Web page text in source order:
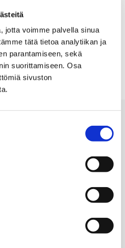
jotta voimme palvella sinua
tätä tietoa analytiikan ja
parantamiseen, sekä
suorittamiseen. Osa
sivuston
Sivuilta löytyy mm. ruoka-
käyttöön sekä
ruoan historiaan.Tutustu